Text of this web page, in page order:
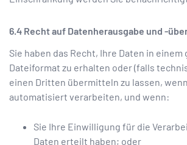
Recht auf Datenherausgabe und -
Sie haben das Recht, Ihre Daten in einem
Dateiformat zu erhalten oder (falls
einen Dritten übermitteln zu lassen,
automatisiert verarbeiten, und wenn:
Sie Ihre Einwilligung für die
Daten erteilt haben; oder